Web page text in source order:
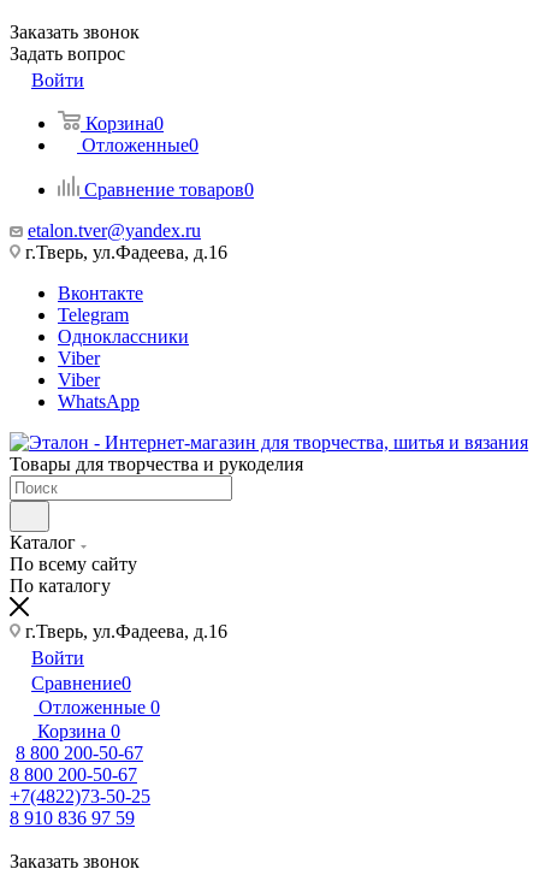
Заказать звонок
Задать вопрос
Войти
Корзина0
Отложенные0
Сравнение товаров0
etalon.tver@yandex.ru
г.Тверь, ул.Фадеева, д.16
Вконтакте
Telegram
Одноклассники
Viber
Viber
WhatsApp
Товары для творчества и рукоделия
Каталог
По всему сайту
По каталогу
г.Тверь, ул.Фадеева, д.16
Войти
Сравнение0
Отложенные 0
Корзина 0
8 800 200-50-67
8 800 200-50-67
+7(4822)73-50-25
8 910 836 97 59
Заказать звонок